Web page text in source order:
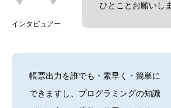
インタビュアー
ひとことお願いし
帳票出力を誰でも・素早く・簡単に
できますし、プログラミングの知識